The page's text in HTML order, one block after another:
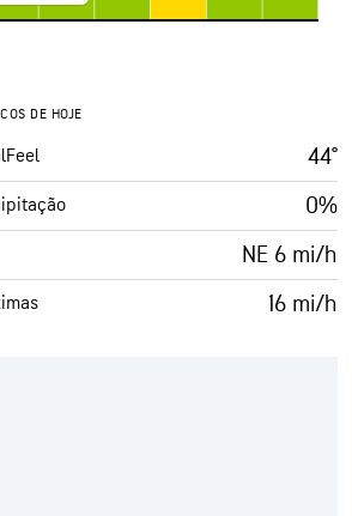
DE HOJE
44°
0%
NE 6 mi/h
16 mi/h